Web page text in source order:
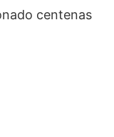
centenas